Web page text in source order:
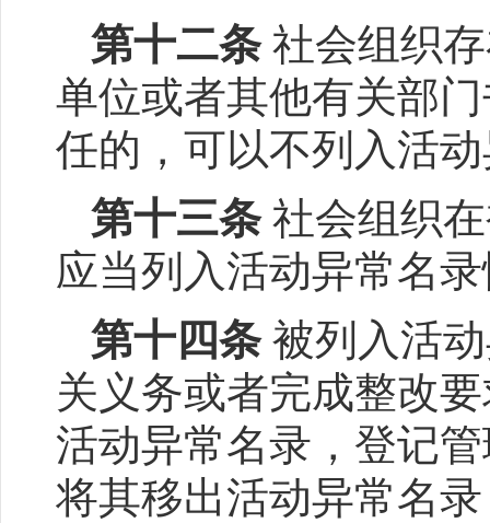
第十二条社会组织
单位或者其他有关部
任的，可以不列入活
第十三条社会组织
应当列入活动异常名
第十四条被列入活
关义务或者完成整改
活动异常名录，登记
将其移出活动异常名